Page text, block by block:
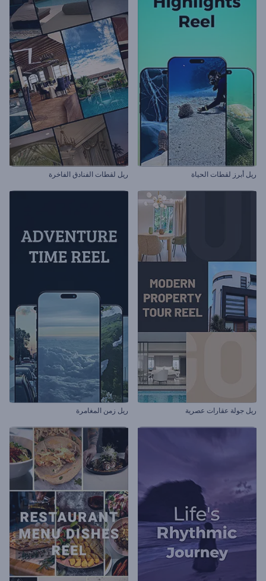
ريل أبرز لقطات الحياة ريل لقطات الفنادق الفاخرة
ريل جولة عقارات عصرية ريل زمن المغامرة